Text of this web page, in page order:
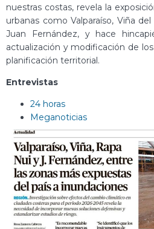
nuestras costas, revela la
urbanas como Valparaíso, Viña
Juan Fernández, y hace
actualización y modificación de
planificación territorial.
Entrevistas
24 horas
Meganoticias